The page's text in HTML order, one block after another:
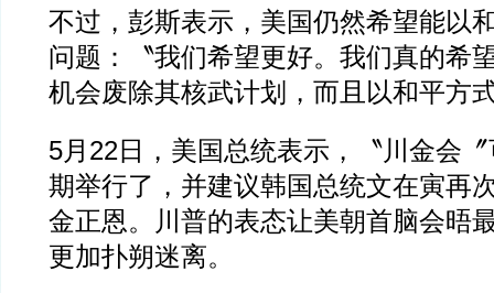
不过，彭斯表示，美国仍然希望能以
问题：〝我们希望更好。我们真的希
机会废除其核武计划，而且以和平方
5月22日，美国总统表示，〝川金会
期举行了，并建议韩国总统文在寅再
金正恩。川普的表态让美朝首脑会晤
更加扑朔迷离。